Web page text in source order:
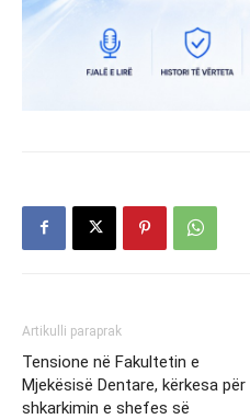
Artikulli paraprak
Tensione në Fakultetin e
Mjekësisë Dentare, kërkesa për
shkarkimin e shefes së